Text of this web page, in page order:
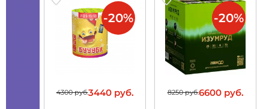
4300 руб.3440 руб.
-20%
8250 руб.6600 руб.
-20%